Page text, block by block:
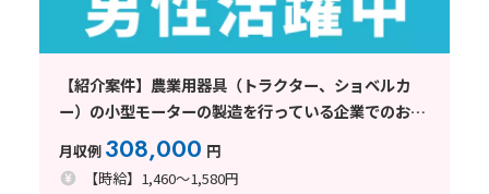
【紹介案件】農業用器具（トラクター、ショベルカ
ー）の小型モーターの製造を行っている企業でのお仕
月収例 308,000 円
【時給】1,460～1,580円